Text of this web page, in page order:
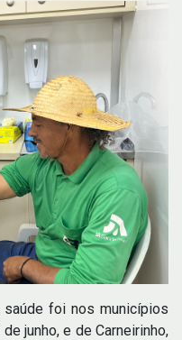
saúde foi nos municípios
junho, e de Carneirinho,